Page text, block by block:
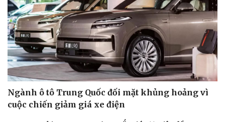
Ngành ô tô Trung Quốc đối mặt khủng hoảng vì
cuộc chiến giảm giá xe điện